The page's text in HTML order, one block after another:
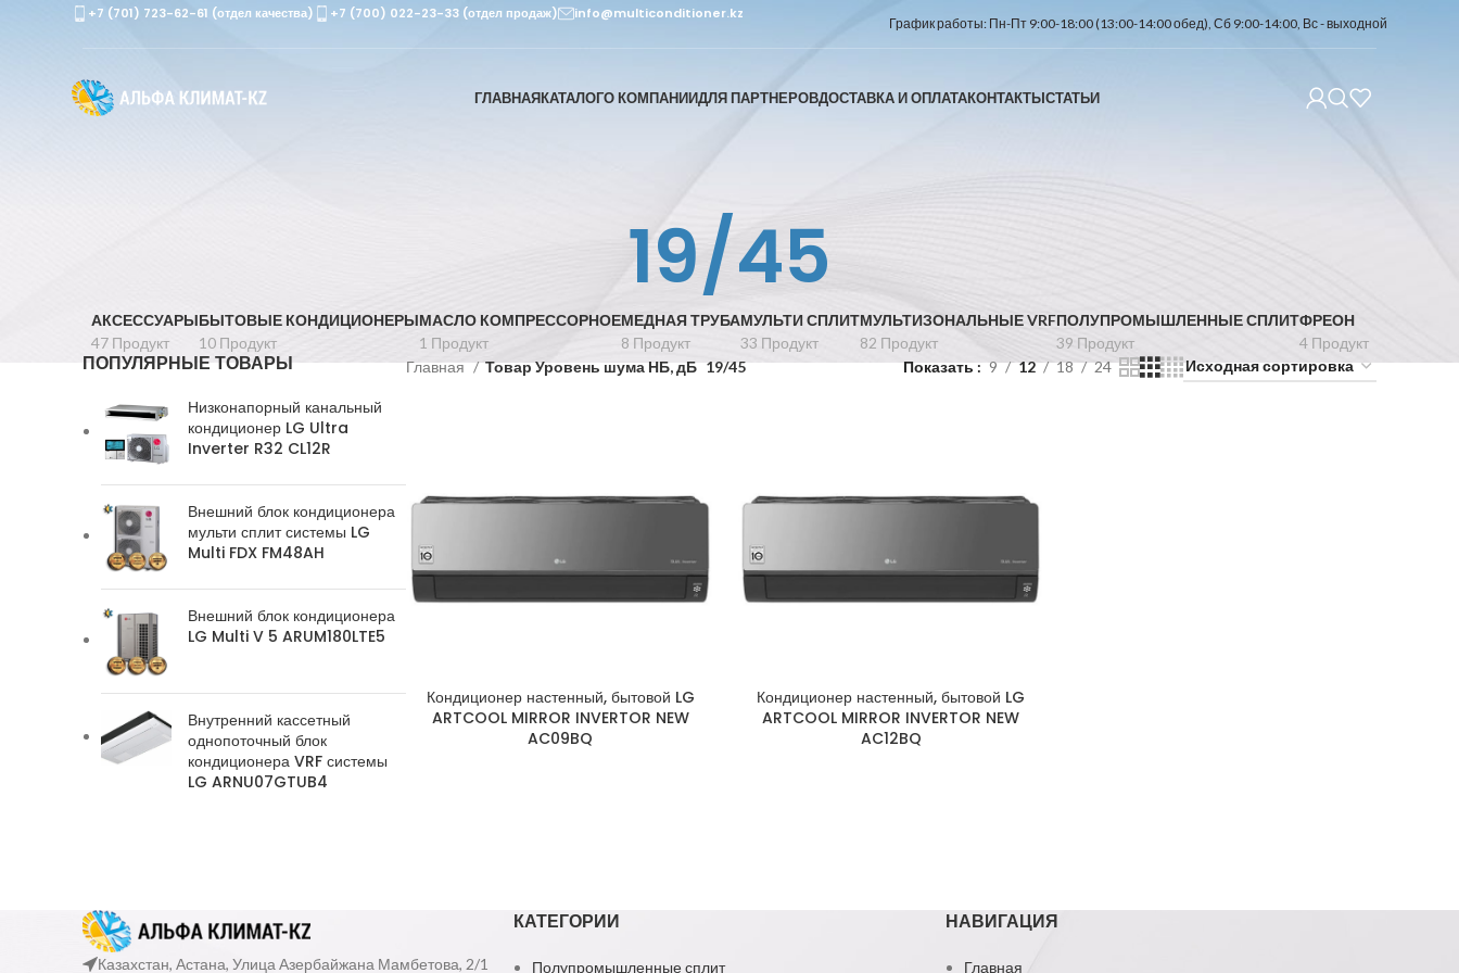
+7 (701) 723-62-61 (отдел качества) +7 (700) 022-23-33 (отдел продаж) info@multiconditioner.kz
График работы: Пн-Пт 9:00-18:00 (13:00-14:00 обед), Сб 9:00-14:00, Вс - выходной
ГЛАВНАЯКАТАЛОГО КОМПАНИИДЛЯ ПАРТНЕРОВДОСТАВКА И ОПЛАТАКОНТАКТЫСТАТЬИ
19/45
АКСЕССУАРЫ
47 Продукт
БЫТОВЫЕ КОНДИЦИОНЕРЫ
10 Продукт
МАСЛО КОМПРЕССОРНОЕ
1 Продукт
МЕДНАЯ ТРУБА
8 Продукт
МУЛЬТИ СПЛИТ
33 Продукт
МУЛЬТИЗОНАЛЬНЫЕ VRF
82 Продукт
ПОЛУПРОМЫШЛЕННЫЕ СПЛИТ
39 Продукт
ФРЕОН
4 Продукт
ПОПУЛЯРНЫЕ ТОВАРЫ
Низконапорный канальный
кондиционер LG Ultra
Inverter R32 CL12R
Внешний блок кондиционера
мульти сплит системы LG
Multi FDX FM48AH
Внешний блок кондиционера
LG Multi V 5 ARUM180LTE5
Внутренний кассетный
однопоточный блок
кондиционера VRF системы
LG ARNU07GTUB4
Главная Товар Уровень шума НБ, дБ 19/45 Показать 9 12 18 24
Кондиционер настенный, бытовой LG
ARTCOOL MIRROR INVERTOR NEW
AC09BQ
Кондиционер настенный, бытовой LG
ARTCOOL MIRROR INVERTOR NEW
AC12BQ
Казахстан, Астана, Улица Азербайжана Мамбетова, 2/1
КАТЕГОРИИ
Полупромышленные сплит
НАВИГАЦИЯ
Главная